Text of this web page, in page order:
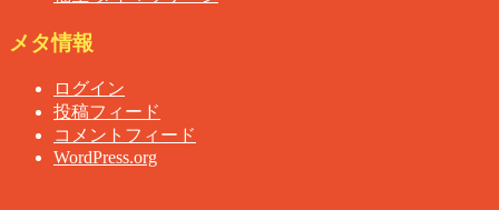
メタ情報
ログイン
投稿フィード
コメントフィード
WordPress.org